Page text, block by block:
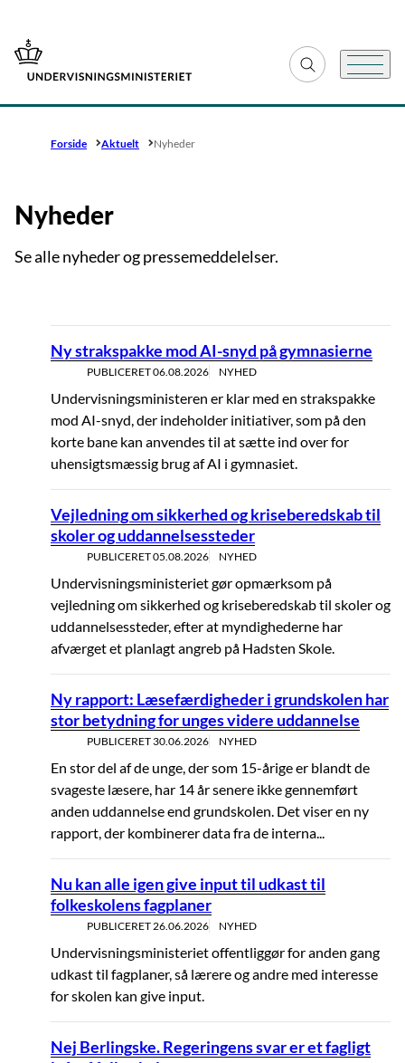
Gå til forsiden Fold søgefelt ud
Menu
Forside Aktuelt Nyheder
Nyheder
Se alle nyheder og pressemeddelelser.
Ny strakspakke mod AI-snyd på gymnasierne
PUBLICERET06.08.2026 NYHED
Undervisningsministeren er klar med en strakspakke
mod AI-snyd, der indeholder initiativer, som på den
korte bane kan anvendes til at sætte ind over for
uhensigtsmæssig brug af AI i gymnasiet.
Vejledning om sikkerhed og kriseberedskab til
skoler og uddannelsessteder
PUBLICERET05.08.2026 NYHED
Undervisningsministeriet gør opmærksom på
vejledning om sikkerhed og kriseberedskab til skoler og
uddannelsessteder, efter at myndighederne har
afværget et planlagt angreb på Hadsten Skole.
Ny rapport: Læsefærdigheder i grundskolen har
stor betydning for unges videre uddannelse
PUBLICERET30.06.2026 NYHED
En stor del af de unge, der som 15-årige er blandt de
svageste læsere, har 14 år senere ikke gennemført
anden uddannelse end grundskolen. Det viser en ny
rapport, der kombinerer data fra de interna...
Nu kan alle igen give input til udkast til
folkeskolens fagplaner
PUBLICERET 26.06.2026 NYHED
Undervisningsministeriet offentliggør for anden gang
udkast til fagplaner, så lærere og andre med interesse
for skolen kan give input.
Nej Berlingske. Regeringens svar er et fagligt